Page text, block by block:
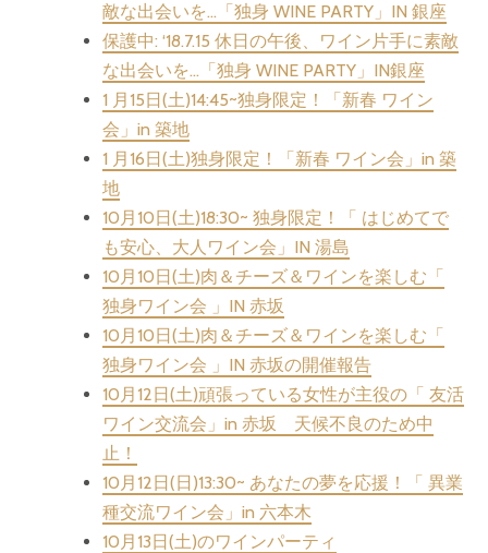
敵な出会いを…「独身 WINE PARTY」IN 銀座
保護中: ‘18.7.15 休日の午後、ワイン片手に素敵
な出会いを…「独身 WINE PARTY」IN銀座
1 月15日(土)14:45~独身限定！「新春 ワイン
会」in 築地
1 月16日(土)独身限定！「新春 ワイン会」in 築
地
10月10日(土)18:30~ 独身限定！「 はじめてで
も安心、大人ワイン会」IN 湯島
10月10日(土)肉＆チーズ＆ワインを楽しむ「
独身ワイン会 」IN 赤坂
10月10日(土)肉＆チーズ＆ワインを楽しむ「
独身ワイン会 」IN 赤坂の開催報告
10月12日(土)頑張っている女性が主役の「 友活
ワイン交流会」in 赤坂 天候不良のため中
止！
10月12日(日)13:30~ あなたの夢を応援！「 異業
種交流ワイン会」in 六本木
10月13日(土)のワインパーティ